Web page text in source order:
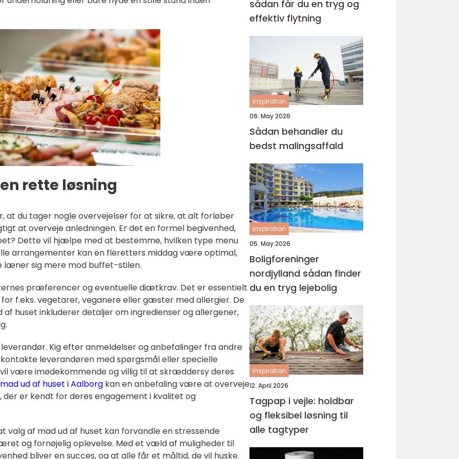
rette løsning
at du tager nogle overvejelser for at sikre, at alt forløber
at overveje anledningen. Er det en formel begivenhed,
Dette vil hjælpe med at bestemme, hvilken type menu
arrangementer kan en fleretters middag være optimal,
læner sig mere mod buffet-stilen.
præferencer og eventuelle diætkrav. Det er essentielt
f.eks. vegetarer, veganere eller gæster med allergier. De
huset inkluderer detaljer om ingredienser og allergener,
Kig efter anmeldelser og anbefalinger fra andre
leverandøren med spørgsmål eller specielle
være imødekommende og villig til at skræddersy deres
mad ud af huset i Aalborg kan en anbefaling være at overveje
der er kendt for deres engagement i kvalitet og
valg af mad ud af huset kan forvandle en stressende
og fornøjelig oplevelse. Med et væld af muligheder til
bliver en succes, og at alle får et måltid, de vil huske.
sådan får du en tryg og
effektiv flytning
inspiration
06. May 2026
Sådan behandler du
bedst malingsaffald
inspiration
05. May 2026
Boligforeninger
nordjylland sådan finder
du en tryg lejebolig
inspiration
12. April 2026
Tagpap i vejle: holdbar
og fleksibel løsning til
alle tagtyper